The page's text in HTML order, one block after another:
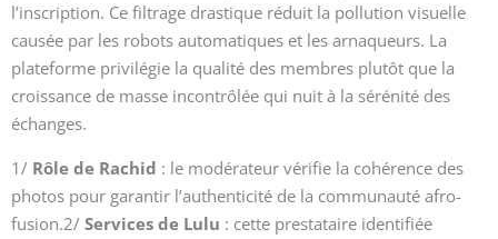
l’inscription. Ce filtrage drastique réduit la pollution visuelle
causée par les robots automatiques et les arnaqueurs. La
plateforme privilégie la qualité des membres plutôt que la
croissance de masse incontrôlée qui nuit à la sérénité des
échanges.
1/ Rôle de Rachid : le modérateur vérifie la cohérence des
photos pour garantir l’authenticité de la communauté afro-
fusion.2/ Services de Lulu : cette prestataire identifiée